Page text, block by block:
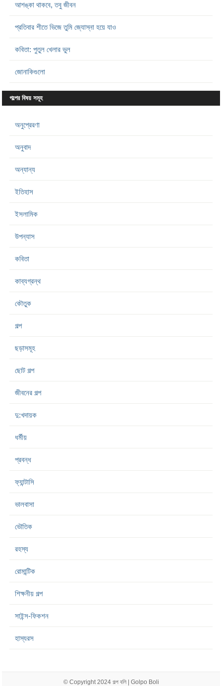
আশঙ্কা থাকবে, তবু জীবন
প্রতিবার শীতে ভিজে তুমি জ্যোস্না হয়ে যাও
কবিতা: পুতুল খেলার ভুল
জোনাকিগুলো
গল্পের বিষয় সমূহ
অনুপ্রেরণা
অনুবাদ
অন্যান্য
ইতিহাস
ইসলামিক
উপন্যাস
কবিতা
কাব্যগ্রন্থ
কৌতুক
গল্প
ছড়াসমূহ
ছোট গল্প
জীবনের গল্প
দু:খদায়ক
ধর্মীয়
প্রবন্ধ
ফ্যান্টাসি
ভালবাসা
ভৌতিক
রহস্য
রোমান্টিক
শিক্ষনীয় গল্প
সাইন্স-ফিকশন
হাস্যরস
© Copyright 2024 গল্প বলি | Golpo Boli